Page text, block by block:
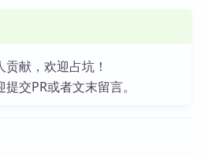
献，欢迎占坑！
交PR或者文末留言。